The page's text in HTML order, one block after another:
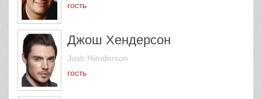
гость
Джош Хендерсон
Josh Henderson
гость